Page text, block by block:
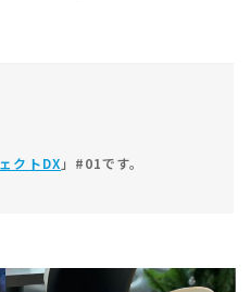
クトDX 」#01です。